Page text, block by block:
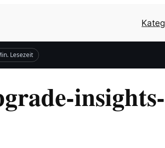
Lesezeit